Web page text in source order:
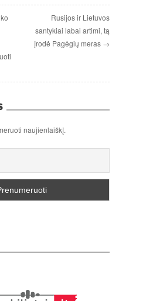
Rusijos ir Lietuvos
santykiai labai artimi, tą
įrodė Pagėgių meras →
naujienlaiškį.